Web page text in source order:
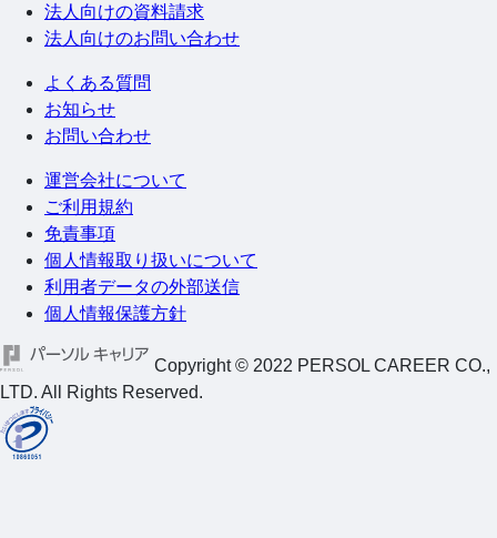
法人向けの資料請求
法人向けのお問い合わせ
よくある質問
お知らせ
お問い合わせ
運営会社について
ご利用規約
免責事項
個人情報取り扱いについて
利用者データの外部送信
個人情報保護方針
Copyright © 2022 PERSOL CAREER CO.,
LTD. All Rights Reserved.